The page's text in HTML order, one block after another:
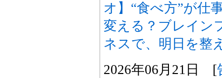
オ】“食べ方”が仕
変える？ブレイン
ネスで、明日を整
2026年06月21日 [